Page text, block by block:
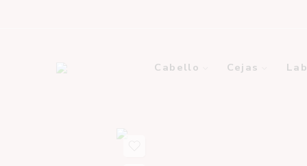
Cabello Cejas